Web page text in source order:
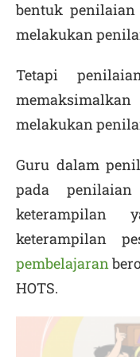
bentuk
melakukan
Tetapi
melakukan
Guru dalam
pada
keterampilan
keterampilan
pembelajaran
HOTS.